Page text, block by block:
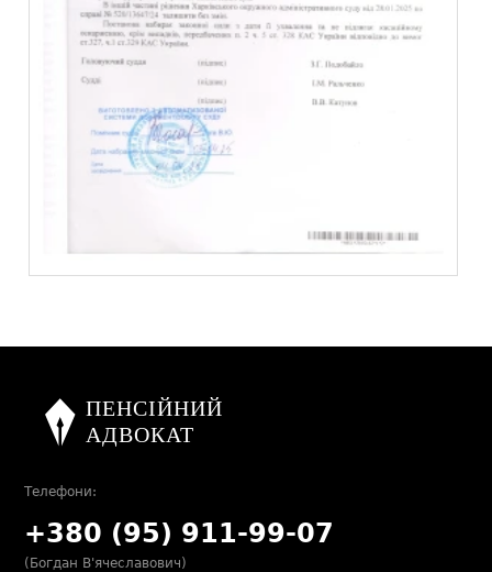
Телефони:
+380 (95) 911-99-07
(Богдан В'ячеславович)